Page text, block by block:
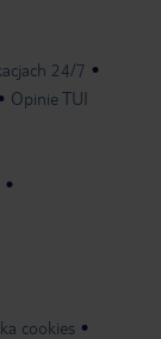
24/7
Opinie TUI
cookies